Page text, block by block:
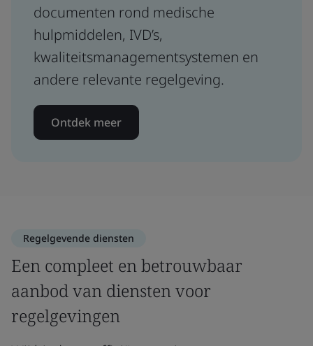
documenten rond medische
hulpmiddelen, IVD’s,
kwaliteitsmanagementsystemen en
andere relevante regelgeving.
Ontdek meer
Regelgevende diensten
Een compleet en betrouwbaar
aanbod van diensten voor
regelgevingen